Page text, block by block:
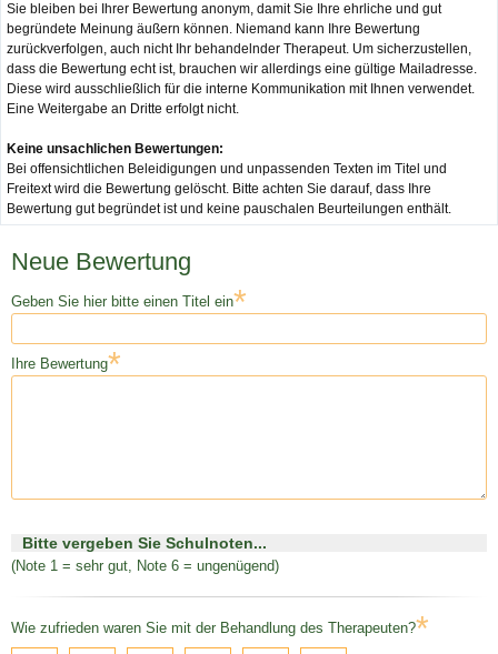
Sie bleiben bei Ihrer Bewertung anonym, damit Sie Ihre ehrliche und gut
begründete Meinung äußern können. Niemand kann Ihre Bewertung
zurückverfolgen, auch nicht Ihr behandelnder Therapeut. Um sicherzustellen,
dass die Bewertung echt ist, brauchen wir allerdings eine gültige Mailadresse.
Diese wird ausschließlich für die interne Kommunikation mit Ihnen verwendet.
Eine Weitergabe an Dritte erfolgt nicht.
Keine unsachlichen Bewertungen:
Bei offensichtlichen Beleidigungen und unpassenden Texten im Titel und
Freitext wird die Bewertung gelöscht. Bitte achten Sie darauf, dass Ihre
Bewertung gut begründet ist und keine pauschalen Beurteilungen enthält.
Neue Bewertung
Geben Sie hier bitte einen Titel ein*
Ihre Bewertung*
Bitte vergeben Sie Schulnoten...
(Note 1 = sehr gut, Note 6 = ungenügend)
Wie zufrieden waren Sie mit der Behandlung des Therapeuten?*